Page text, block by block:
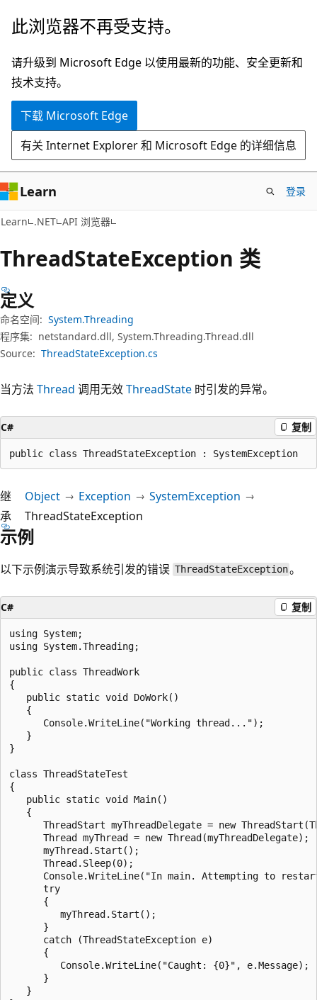
跳
主
要
内
跳
页
内
导
此浏览器不再受支持。
请升级到 Microsoft Edge 以使用最新的功能、安全更新和
技术支持。
下载 Microsoft Edge
有关 Internet Explorer 和 Microsoft Edge 的详细信息
Learn 登录
Learn .NET API 浏览器
ThreadStateException 类
定义
命名空间: System.Threading
程序集: netstandard.dll, System.Threading.Thread.dll
Source: ThreadStateException.cs
当方法 Thread 调用无效ThreadState 时引发的异常。
C# 复制
public class ThreadStateException : SystemException
继
承
Object Exception
SystemException
ThreadStateException
示例
以下示例演示导致系统引发的错误 ThreadStateException。
C# 复制
using System;
using System.Threading;
public class ThreadWork
{
   public static void DoWork()
   {
      Console.WriteLine("Working thread...");
   }
}
class ThreadStateTest
{
   public static void Main()
   {
ThreadStart myThreadDelegate = new
      Thread myThread = new Thread(myThreadDelegate);
      myThread.Start();
      Thread.Sleep(0);
Console.WriteLine("In main. Attempting to
      try
      {
         myThread.Start();
      }
      catch (ThreadStateException e)
      {
         Console.WriteLine("Caught: {0}", e.Message);
      }
   }